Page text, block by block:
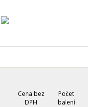
Cena bez
DPH
Počet
balení